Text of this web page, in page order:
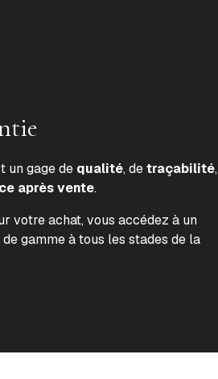
un gage de qualité, detraçabilité,
après vente.
votre achat, vous accédez à un
gamme à tous les stades de la